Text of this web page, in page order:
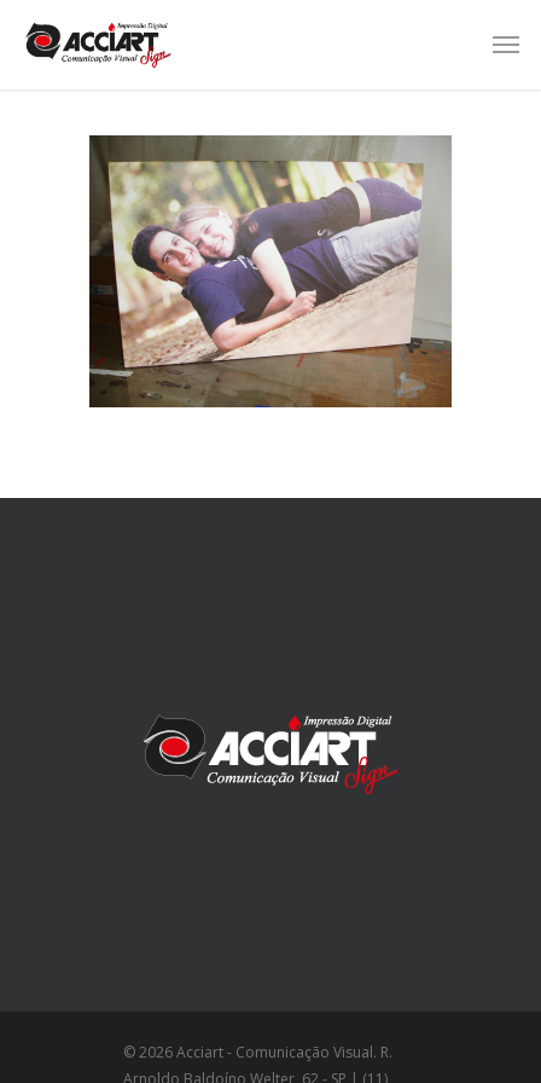
© 2026 Acciart - Comunicação Visual. R.
Arnoldo Baldoíno Welter, 62 - SP | (11)